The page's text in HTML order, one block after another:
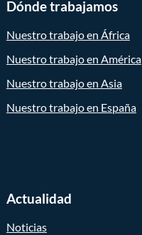
Dónde trabajamos
Nuestro trabajo en África
Nuestro trabajo en América
Nuestro trabajo en Asia
Nuestro trabajo en España
Actualidad
Noticias